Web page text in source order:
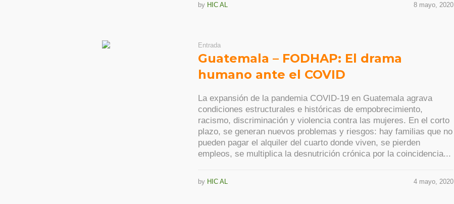
8 mayo, 2020
by HIC AL
Entrada
Guatemala – FODHAP: El drama
humano ante el COVID
La expansión de la pandemia COVID-19 en Guatemala agrava
condiciones estructurales e históricas de empobrecimiento,
racismo, discriminación y violencia contra las mujeres. En el corto
plazo, se generan nuevos problemas y riesgos: hay familias que no
pueden pagar el alquiler del cuarto donde viven, se pierden
empleos, se multiplica la desnutrición crónica por la coincidencia...
4 mayo, 2020
by HIC AL